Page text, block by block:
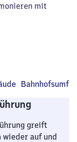
mit
greift
wieder auf und